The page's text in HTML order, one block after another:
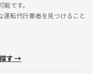
です。
運転代行業者を見つけること
す →